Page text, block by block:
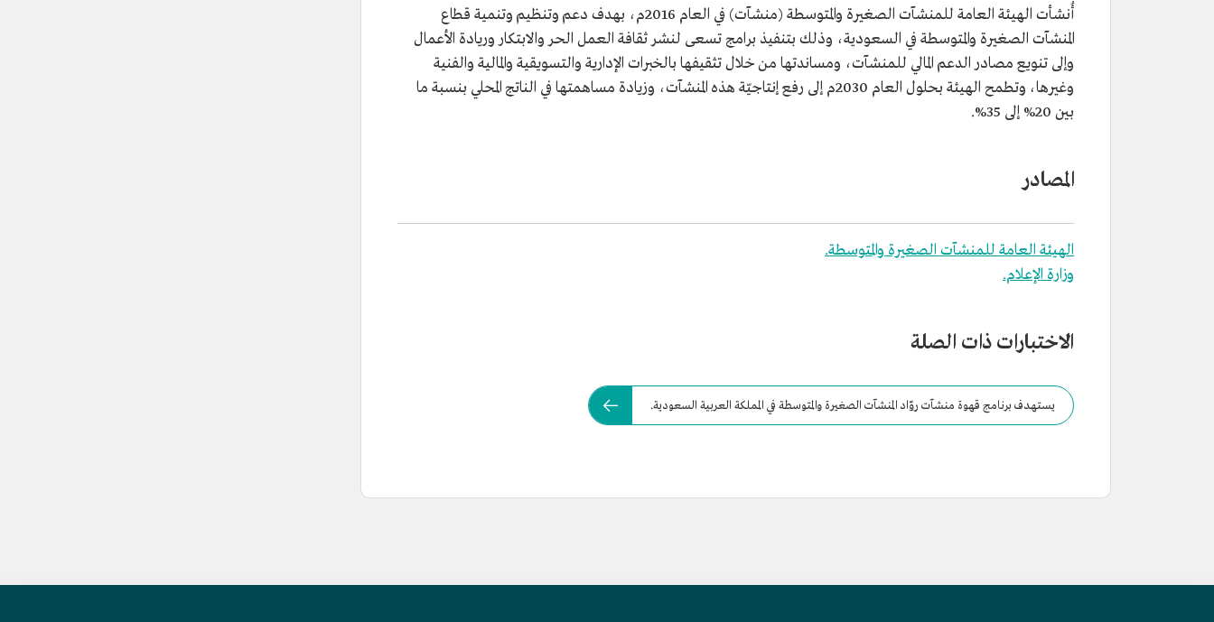
أُنشأت الهيئة العامة للمنشآت الصغيرة والمتوسطة (منشآت) في العام 2016م، بهدف دعم وتنظيم وتنمية قطاع
المنشآت الصغيرة والمتوسطة في السعودية، وذلك بتنفيذ برامج تسعى لنشر ثقافة العمل الحر والابتكار وريادة الأعمال
وإلى تنويع مصادر الدعم المالي للمنشآت، ومساندتها من خلال تثقيفها بالخبرات الإدارية والتسويقية والمالية والفنية
وغيرها، وتطمح الهيئة بحلول العام 2030م إلى رفع إنتاجيّة هذه المنشآت، وزيادة مساهمتها في الناتج المحلي بنسبة ما
بين 20% إلى 35%.
المصادر
الهيئة العامة للمنشآت الصغيرة والمتوسطة.
وزارة الإعلام.
الاختبارات ذات الصلة
يستهدف برنامج قهوة منشآت روّاد المنشآت الصغيرة والمتوسطة في المملكة العربية السعودية.